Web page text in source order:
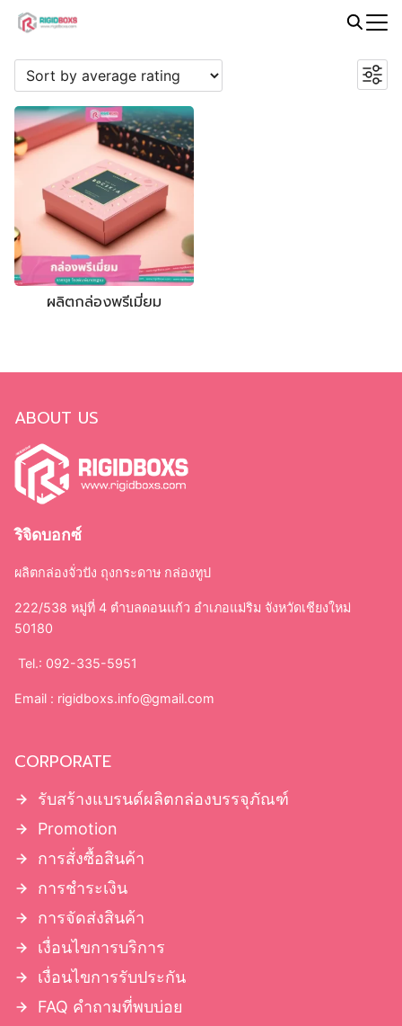
Skip
content
for:
PROMOTION
กล่องจั่วปัง
ถุงกระดาษ
กล่องเครื่องสำอาง
กล่องทรงกระบอก
ใบปลิว แผ่นพับ
ป้ายไฟ
กล่องจั่วปัง
กล่องฝาครอบมีบ่า
กล่องฝาครอบโชว์บ่า
กล่องฝาเปิดหนังสือ มีแม่เหล็ก
ผลิตกล่องพรีเมี่ยม
ABOUT US
ริจิดบอกซ์
ผลิตกล่องจั่วปัง ถุงกระดาษ กล่องทูป
222/538 หมู่ที่ 4 ตำบลดอนแก้ว อำเภอแม่ริม จังหวัดเชียงใหม่
50180
Tel.: 092-335-5951
Email : rigidboxs.info@gmail.com
CORPORATE
รับสร้างแบรนด์ผลิตกล่องบรรจุภัณฑ์
Promotion
การสั่งซื้อสินค้า
การชำระเงิน
การจัดส่งสินค้า
เงื่อนไขการบริการ
เงื่อนไขการรับประกัน
FAQ คำถามที่พบบ่อย